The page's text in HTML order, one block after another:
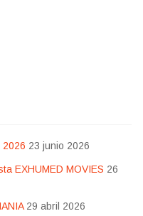
2026 23 junio 2026
EXHUMED MOVIES 26
29 abril 2026